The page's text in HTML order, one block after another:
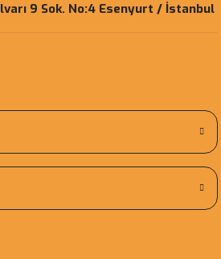
9 Sok. No:4 Esenyurt / İstanbul